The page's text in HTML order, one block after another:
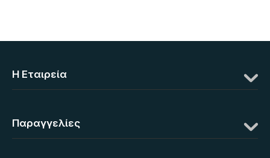
Η Eταιρεία
Παραγγελίες